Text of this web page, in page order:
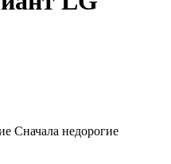
Сначала недорогие